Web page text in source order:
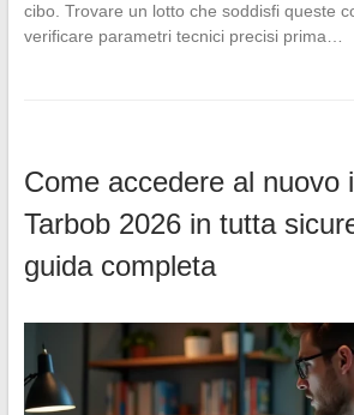
cibo. Trovare un lotto che soddisfi queste
verificare parametri tecnici precisi prima…
Come accedere al nuovo
Tarbob 2026 in tutta
guida completa